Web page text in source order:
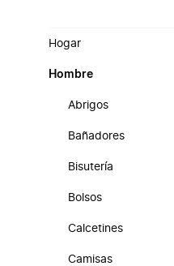
Hogar
Hombre
Abrigos
Bañadores
Bisutería
Bolsos
Calcetines
Camisas